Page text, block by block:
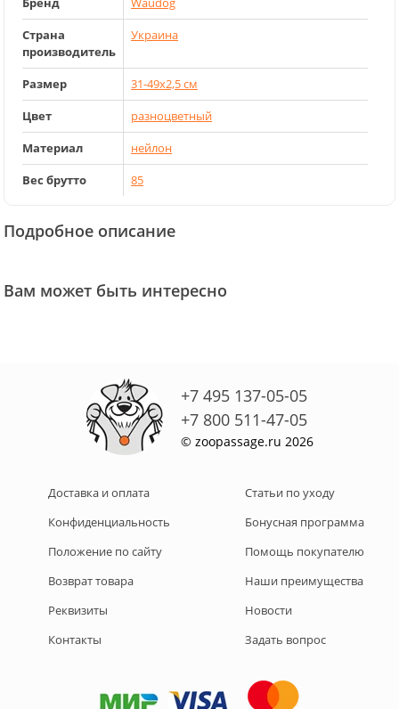
Страна
производитель
Украина
Размер
31-49x2,5 см
Цвет
разноцветный
Материал
нейлон
Вес брутто
85
Подробное описание
Вам может быть интересно
+7 495 137-05-05
+7 800 511-47-05
© zoopassage.ru 2026
Доставка и оплата
Конфиденциальность
Положение по сайту
Возврат товара
Реквизиты
Контакты
Статьи по уходу
Бонусная программа
Помощь покупателю
Наши преимущества
Новости
Задать вопрос